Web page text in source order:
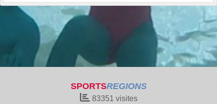
SPORTSREGIONS
83351 visites